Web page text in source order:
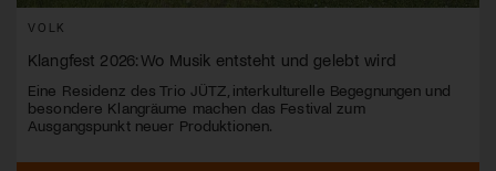
VOLK
Klangfest 2026: Wo Musik entsteht und gelebt wird
Eine Residenz des Trio JÜTZ, interkulturelle Begegnungen und
besondere Klangräume machen das Festival zum
Ausgangspunkt neuer Produktionen.